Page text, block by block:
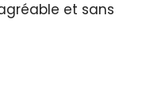
et sans